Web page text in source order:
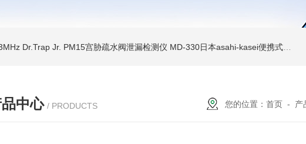
Dr.Trap Jr. PM15宫胁疏水阀泄漏检测仪 MD-330日本asahi-kasei便携式振动诊断装置
中心 / PRODUCTS 您的位置： 首页 - 产